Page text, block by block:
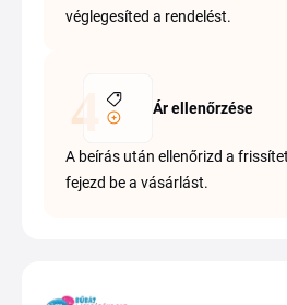
véglegesíted a rendelést.
Ár ellenőrzése
A beírás után ellenőrizd a
fejezd be a vásárlást.